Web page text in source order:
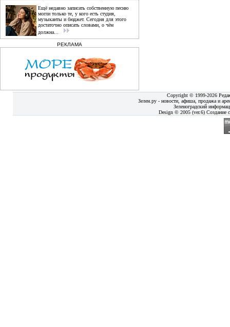
Ещё недавно записать собственную песню
могли только те, у кого есть студия,
музыканты и бюджет. Сегодня для этого
достаточно описать словами, о чём
должна...
РЕКЛАМА
Copyright © 1999-2026
Зелен.ру - новости, афиша, продажа и
Зеленоградский
Design © 2005 (ver.6) Создание